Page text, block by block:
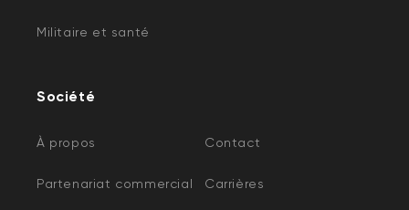
Militaire et santé
Société
À propos Contact
Partenariat commercial Carrières